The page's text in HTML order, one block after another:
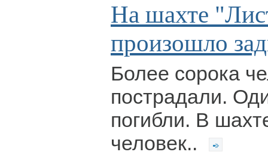
На шахте
произошло
Более сорока
пострадали.
погибли. В
человек..